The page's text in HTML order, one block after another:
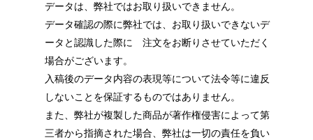
データは、弊社ではお取り扱いできません。
データ確認の際に弊社では、お取り扱いできないデ
ータと認識した際に 注文をお断りさせていただく
場合がございます。
入稿後のデータ内容の表現等について法令等に違反
しないことを保証するものではありません。
また、弊社が複製した商品が著作権侵害によって第
三者から指摘された場合、弊社は一切の責任を負い